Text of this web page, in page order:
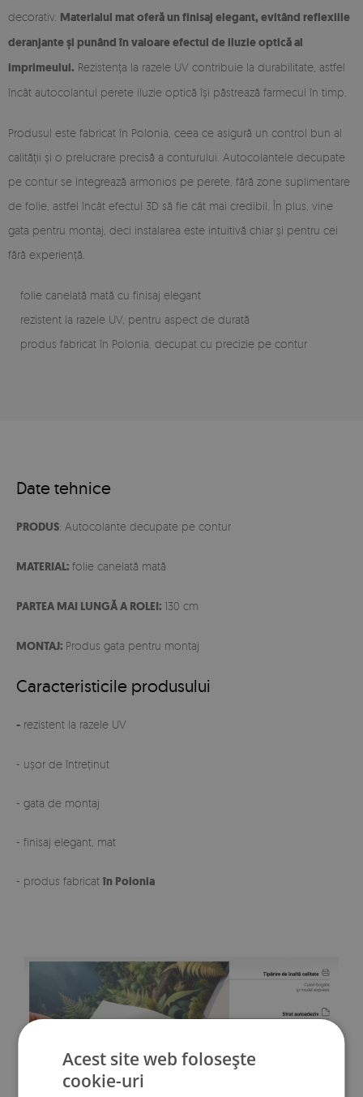
decorativ. Materialul mat oferă un finisaj elegant, evitând reflexiile
deranjante și punând în valoare efectul de iluzie optică al
imprimeului. Rezistența la razele UV contribuie la durabilitate, astfel
încât autocolantul perete iluzie optică își păstrează farmecul în timp.
Produsul este fabricat în Polonia, ceea ce asigură un control bun al
calității și o prelucrare precisă a conturului. Autocolantele decupate
pe contur se integrează armonios pe perete, fără zone suplimentare
de folie, astfel încât efectul 3D să fie cât mai credibil. În plus, vine
gata pentru montaj, deci instalarea este intuitivă chiar și pentru cei
fără experiență.
folie canelată mată cu finisaj elegant
rezistent la razele UV, pentru aspect de durată
produs fabricat în Polonia, decupat cu precizie pe contur
Date tehnice
PRODUS: Autocolante decupate pe contur
MATERIAL: folie canelată mată
PARTEA MAI LUNGĂ A ROLEI: 130 cm
MONTAJ: Produs gata pentru montaj
Caracteristicile produsului
- rezistent la razele UV
- ușor de întreținut
- gata de montaj
- finisaj elegant, mat
- produs fabricat în Polonia
Acest site web folosește
cookie-uri